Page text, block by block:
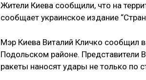
Жители Киева сообщили, что на
сообщает украинское издание
Мэр Киева Виталий Кличко сообщил
Подольском районе. Представители
ракеты наносят удары не только по